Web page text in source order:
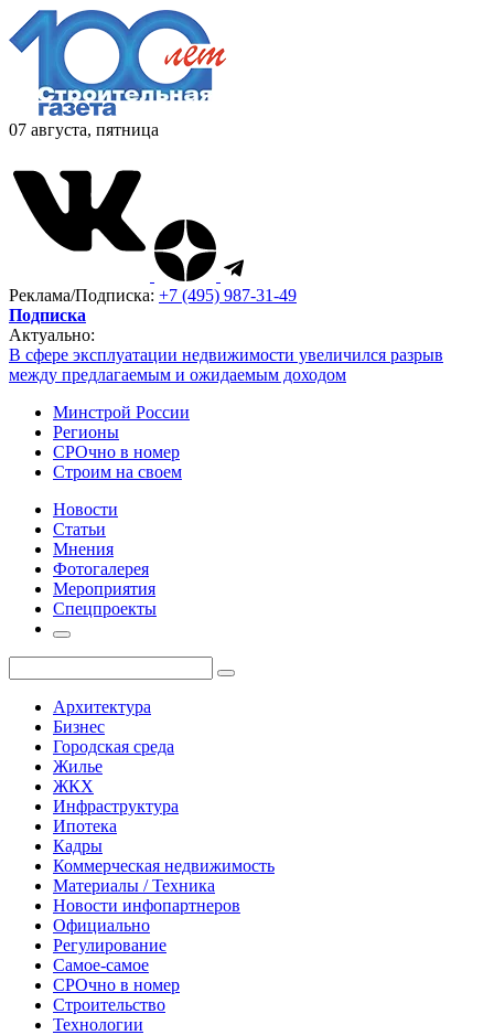
07 августа, пятница
Реклама/Подписка: +7 (495) 987-31-49
Подписка
Актуально:
В сфере эксплуатации недвижимости увеличился разрыв
между предлагаемым и ожидаемым доходом
Минстрой России
Регионы
СРОчно в номер
Строим на своем
Новости
Статьи
Мнения
Фотогалерея
Мероприятия
Спецпроекты
Архитектура
Бизнес
Городская среда
Жилье
ЖКХ
Инфраструктура
Ипотека
Кадры
Коммерческая недвижимость
Материалы / Техника
Новости инфопартнеров
Официально
Регулирование
Самое-самое
СРОчно в номер
Строительство
Технологии